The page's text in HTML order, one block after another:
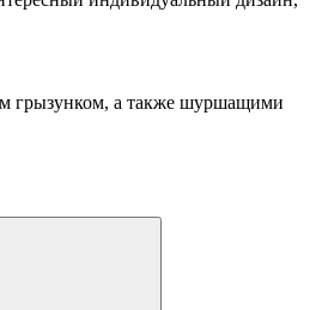
грызунком, а также шуршащими